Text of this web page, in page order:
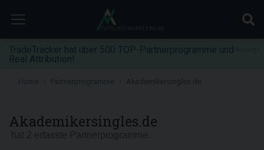
TradeTracker hat über 500 TOP-Partnerprogramme und
Real Attribution!
Home Partnerprogramme
Akademikersingles.de